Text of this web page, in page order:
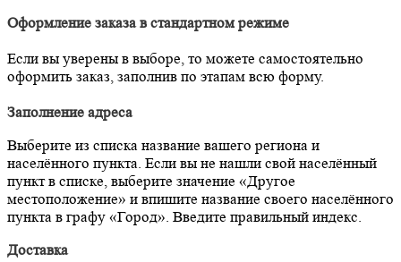
Оформление заказа в стандартном режиме
Если вы уверены в выборе, то можете самостоятельно
оформить заказ, заполнив по этапам всю форму.
Заполнение адреса
Выберите из списка название вашего региона и
населённого пункта. Если вы не нашли свой населённый
пункт в списке, выберите значение «Другое
местоположение» и впишите название своего населённого
пункта в графу «Город». Введите правильный индекс.
Доставка